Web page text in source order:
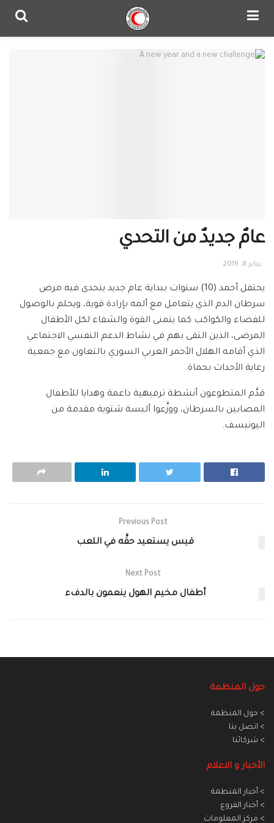
عامٌ جديدٌ من التحدي
يناير 8, 2019
يحتفل أحمد (10) سنوات ببداية عام جديد يتحدى فيه مرض
سرطان الدم الذي يتعامل مع ألمه بإرادة قوية، ويحلم بالوصول
للفضاء والكواكب كما يتمنى القوة والشفاء لكل الأطفال
المرضى، الذين التقى بهم في نشاط الدعم النفسي الاجتماعي
الذي أقامه الهلال الأحمر العربي السوري بالتعاون مع جمعية
رعاية الأحداث بحماة.
قدَّم المتطوعون أنشطة ترفيهية داعمة وهدايا للأطفال
المصابين بالسرطان، ووزَّعوا ألبسة شتوية مقدمة من
اليونيسف.
Previous Post
قيس يستعيد حقَّه في اللعب
Next Post
أطفال مخيم الهول ينعمون بالدفء
حول المنظمة
> حول المنظمة
> اتصل بنا
> شركائنا
الأخبار و الاعلام
> أخبار المنطمة
> أخبار الفروع
> مركز المعلومات